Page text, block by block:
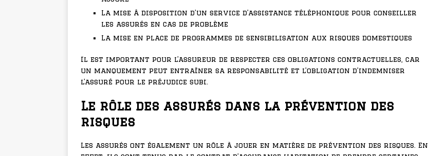
La mise à disposition d’un service d’assistance téléphonique pour conseiller
les assurés en cas de problème
La mise en place de programmes de sensibilisation aux risques domestiques
Il est important pour l’assureur de respecter ces obligations contractuelles, car
un manquement peut entraîner sa responsabilité et l’obligation d’indemniser
l’assuré pour le préjudice subi.
Le rôle des assurés dans la prévention des
risques
Les assurés ont également un rôle à jouer en matière de prévention des risques. En